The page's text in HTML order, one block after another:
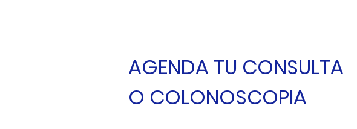
AGENDA TU CONSULTA
O COLONOSCOPIA